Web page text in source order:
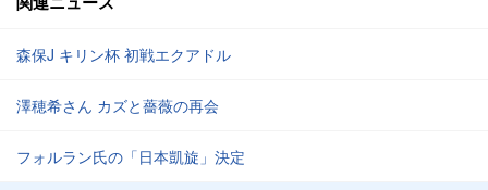
森保J キリン杯 初戦エクアドル
澤穂希さん カズと薔薇の再会
フォルラン氏の「日本凱旋」決定